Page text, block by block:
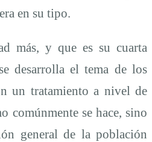
en su tipo.
más, y que es su cuarta
desarrolla el tema de los
un tratamiento a nivel de
comúnmente se hace, sino
general de la población